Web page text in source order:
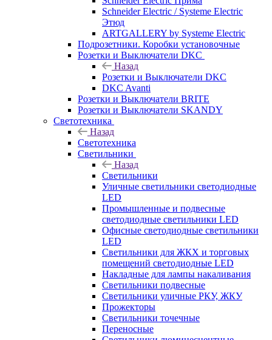
Schneider Electric / Systeme Electric
Этюд
ARTGALLERY by Systeme Electric
Подрозетники. Коробки установочные
Розетки и Выключатели DKC
Назад
Розетки и Выключатели DKC
DKC Avanti
Розетки и Выключатели BRITE
Розетки и Выключатели SKANDY
Светотехника
Назад
Светотехника
Светильники
Назад
Светильники
Уличные светильники светодиодные
LED
Промышленные и подвесные
светодиодные светильники LED
Офисные светодиодные светильники
LED
Светильники для ЖКХ и торговых
помещений светодиодные LED
Накладные для лампы накаливания
Светильники подвесные
Светильники уличные РКУ, ЖКУ
Прожекторы
Cветильники точечные
Переносные